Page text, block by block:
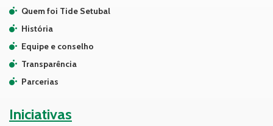
Quem foi Tide Setubal
História
Equipe e conselho
Transparência
Parcerias
Iniciativas